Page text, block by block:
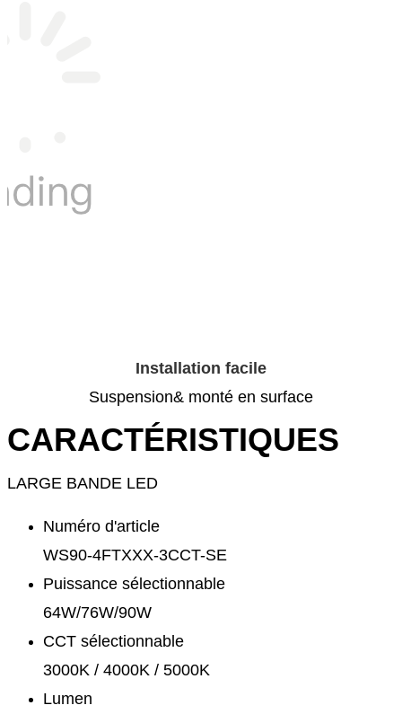
Installation facile
Suspension& monté en surface
CARACTÉRISTIQUES
LARGE BANDE LED
Numéro d'article
WS90-4FTXXX-3CCT-SE
Puissance sélectionnable
64W/76W/90W
CCT sélectionnable
3000K / 4000K / 5000K
Lumen